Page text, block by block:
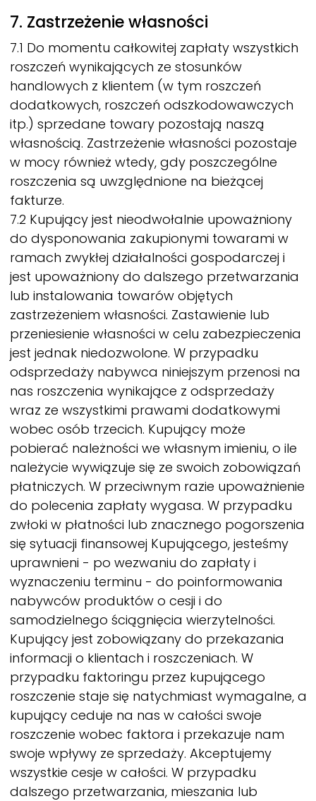
7. Zastrzeżenie własności
7.1 Do momentu całkowitej zapłaty wszystkich
roszczeń wynikających ze stosunków
handlowych z klientem (w tym roszczeń
dodatkowych, roszczeń odszkodowawczych
itp.) sprzedane towary pozostają naszą
własnością. Zastrzeżenie własności pozostaje
w mocy również wtedy, gdy poszczególne
roszczenia są uwzględnione na bieżącej
fakturze.
7.2 Kupujący jest nieodwołalnie upoważniony
do dysponowania zakupionymi towarami w
ramach zwykłej działalności gospodarczej i
jest upoważniony do dalszego przetwarzania
lub instalowania towarów objętych
zastrzeżeniem własności. Zastawienie lub
przeniesienie własności w celu zabezpieczenia
jest jednak niedozwolone. W przypadku
odsprzedaży nabywca niniejszym przenosi na
nas roszczenia wynikające z odsprzedaży
wraz ze wszystkimi prawami dodatkowymi
wobec osób trzecich. Kupujący może
pobierać należności we własnym imieniu, o ile
należycie wywiązuje się ze swoich zobowiązań
płatniczych. W przeciwnym razie upoważnienie
do polecenia zapłaty wygasa. W przypadku
zwłoki w płatności lub znacznego pogorszenia
się sytuacji finansowej Kupującego, jesteśmy
uprawnieni - po wezwaniu do zapłaty i
wyznaczeniu terminu - do poinformowania
nabywców produktów o cesji i do
samodzielnego ściągnięcia wierzytelności.
Kupujący jest zobowiązany do przekazania
informacji o klientach i roszczeniach. W
przypadku faktoringu przez kupującego
roszczenie staje się natychmiast wymagalne, a
kupujący ceduje na nas w całości swoje
roszczenie wobec faktora i przekazuje nam
swoje wpływy ze sprzedaży. Akceptujemy
wszystkie cesje w całości. W przypadku
dalszego przetwarzania, mieszania lub